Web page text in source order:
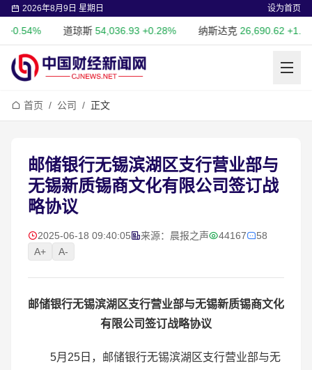
2026年8月9日 星期日 设为首页
道琼斯54,036.93 +0.28% 纳斯达克26,690.62 +1.30%
首页 / 公司 / 正文
邮储银行无锡滨湖区支行营业部与
无锡新质锡商文化有限公司签订战
略协议
2025-06-18 09:40:05 来源：晨报之声 44167
58
A+
A-
邮储银行无锡滨湖区支行营业部与无锡新质锡商文化
有限公司签订战略协议
5月25日，邮储银行无锡滨湖区支行营业部与无